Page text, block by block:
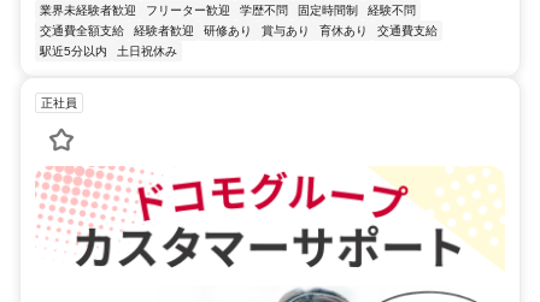
業界未経験者歓迎 フリーター歓迎 学歴不問 固定時間制
経験不問
交通費全額支給
経験者歓迎 研修あり 賞与あり 育休あり
交通費支給
駅近5分以内
土日祝休み
正社員